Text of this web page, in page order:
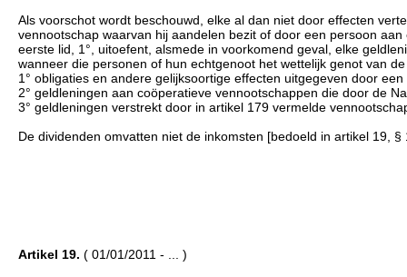
Als voorschot wordt beschouwd, elke al dan niet door effecten
vennootschap waarvan hij aandelen bezit of door een persoon
eerste lid, 1°, uitoefent, alsmede in voorkomend geval, elke
wanneer die personen of hun echtgenoot het wettelijk genot van
1° obligaties en andere gelijksoortige effecten uitgegeven door
2° geldleningen aan coöperatieve vennootschappen die door de
3° geldleningen verstrekt door in artikel 179 vermelde
De dividenden omvatten niet de inkomsten [bedoeld in artikel 19,
Artikel 19. ( 01/01/2011 - ... )